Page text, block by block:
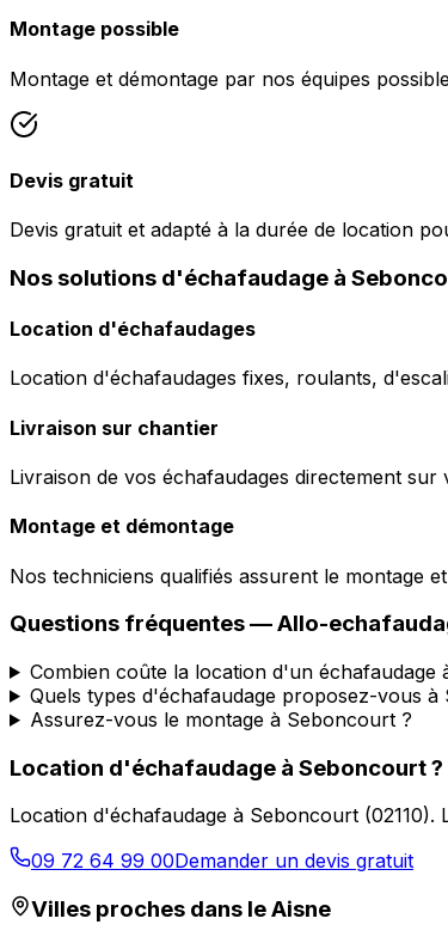
Montage possible
Montage et démontage par nos équipes
Devis gratuit
Devis gratuit et adapté à la durée de location
Nos solutions d'échafaudage à
Location d'échafaudages
Location d'échafaudages fixes, roulants,
Livraison sur chantier
Livraison de vos échafaudages directement
Montage et démontage
Nos techniciens qualifiés assurent le montage
Questions fréquentes —Allo-
Combien coûte la location d'un échafaudage
Quels types d'échafaudage proposez-vous à
Assurez-vous le montage à Seboncourt ?
Location d'échafaudage à Seboncourt?
Location d'échafaudage à Seboncourt (02110).
09 72 64 99 00Demander un devis gratuit
Villes proches dans leAisne